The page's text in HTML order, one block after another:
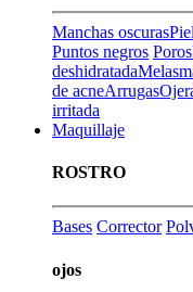
Manchas oscuras
Puntos negros Poros
deshidratada
de acneArrugas
irritada
Maquillaje
ROSTRO
Bases Corrector
ojos